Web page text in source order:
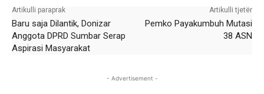
Artikulli paraprak
Baru saja Dilantik, Donizar
Anggota DPRD Sumbar Serap
Aspirasi Masyarakat
Artikulli tjetër
Pemko Payakumbuh Mutasi
38 ASN
- Advertisement -